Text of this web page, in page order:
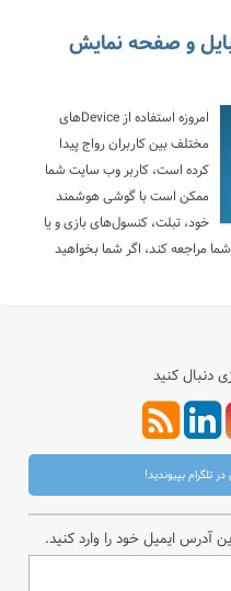
و صفحه نمایش
امروزه استفاده از Deviceهای
مختلف بین کاربران رواج پیدا
کرده است، کاربر وب سایت شما
ممکن است با گوشی هوشمند
خود، تبلت، کنسول‌های بازی و یا
مراجعه کند، اگر شما بخواهید
دنبال کنید
تلگرام بپیوندید!
آدرس ایمیل خود را وارد کنید.